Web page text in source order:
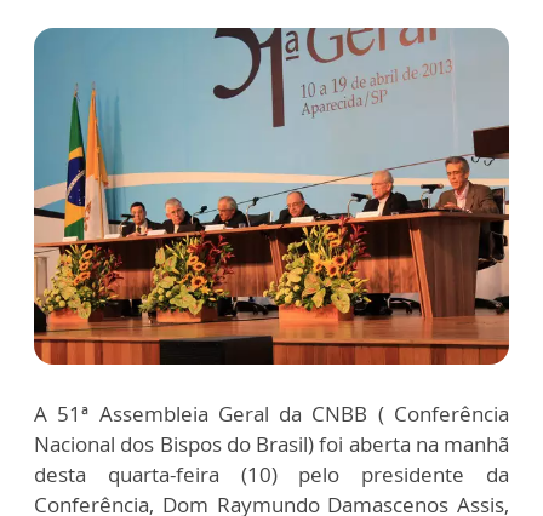
A 51ª Assembleia Geral da CNBB ( Conferência
Nacional dos Bispos do Brasil) foi aberta na manhã
desta quarta-feira (10) pelo presidente da
Conferência, Dom Raymundo Damascenos Assis,